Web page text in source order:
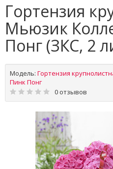
Гортензия
Мьюзик
Понг (ЗКС, 2
Модель: Гортензия
Пинк Понг
0 отзывов